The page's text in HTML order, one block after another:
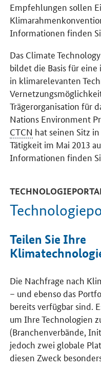
Empfehlungen sollen
Informationen finden
Das Climate
bildet die Basis für
in klimarelevanten
Trägerorganisation für
Nations Environment
CTCN hat seinen Sitz
Tätigkeit im Mai 2013
Informationen finden
Teilen Sie Ihre
Die Nachfrage nach
– und ebenso das
bereits verfügbar sind.
um Ihre Technologien
(Branchenverbände,
jedoch zwei globale
diesen Zweck